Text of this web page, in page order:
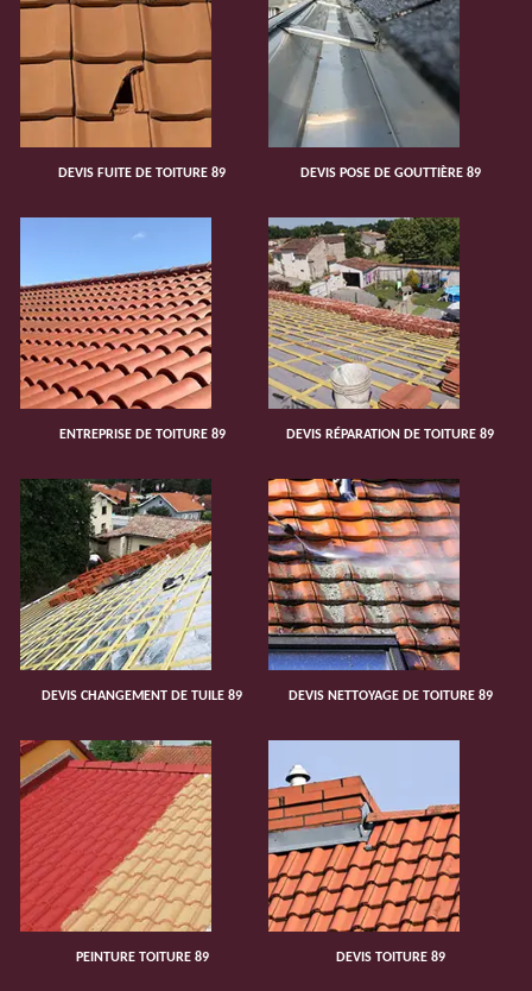
DEVIS FUITE DE TOITURE 89 DEVIS POSE DE GOUTTIÈRE 89
ENTREPRISE DE TOITURE 89 DEVIS RÉPARATION DE TOITURE 89
DEVIS CHANGEMENT DE TUILE 89 DEVIS NETTOYAGE DE TOITURE 89
PEINTURE TOITURE 89 DEVIS TOITURE 89